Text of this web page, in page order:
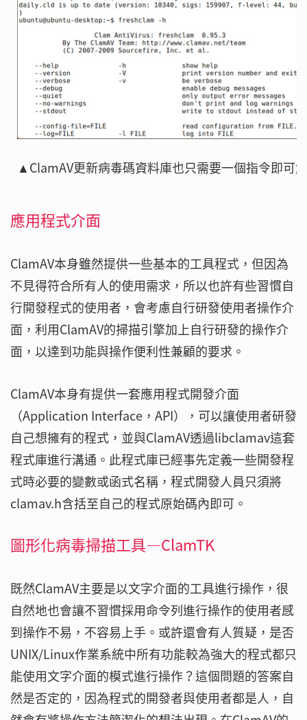
▲ClamAV更新病毒碼資料庫也只需要一個指令即可
應用程式介面
ClamAV本身雖然提供一些基本的工具程式，但因為
不見得符合所有人的使用需求，所以也許有些習慣自
行開發程式的使用者，會考慮自行研發使用者操作介
面，利用ClamAV的掃描引擎加上自行研發的操作介
面，以達到功能與操作便利性兼顧的要求。
ClamAV本身有提供一套應用程式開發介面
（Application Interface，API），可以讓使用者研發
自己想擁有的程式，並與ClamAV透過libclamav這套
程式庫進行溝通。此程式庫已經事先定義一些開發程
式時必要的變數或函式名稱，程式開發人員只須將
clamav.h含括至自己的程式原始碼內即可。
圖形化病毒掃描工具—ClamTK
既然ClamAV主要是以文字介面的工具進行操作，很
自然地也會讓不習慣採用命令列進行操作的使用者感
到操作不易，不容易上手。或許還會有人質疑，是否
UNIX/Linux作業系統中所有功能較為強大的程式都只
能使用文字介面的模式進行操作？這個問題的答案自
然是否定的，因為程式的開發者與使用者都是人，自